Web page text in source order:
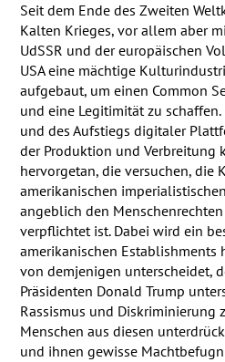
Seit dem Ende des Zweiten
Kalten Krieges, vor allem aber
UdSSR und der europäischen
USAeine mächtige
aufgebaut, um einen Common
und eine Legitimität zu
und des Aufstiegs digitaler
der Produktion und Verbreitung
hervorgetan, die versuchen, die
amerikanischen
angeblich den
verpflichtet ist. Dabei wird ein
amerikanischen Establishments
von demjenigen unterscheidet,
Präsidenten Donald Trump
Rassismus und Diskriminierung
Menschen aus diesen
und ihnen gewisse